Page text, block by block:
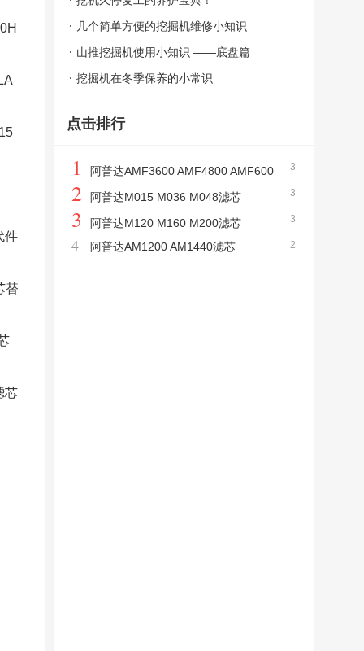
件
替
芯
几个简单方便的挖掘机维修小知识
山推挖掘机使用小知识 ——底盘篇
挖掘机在冬季保养的小常识
点击排行
3
1
阿普达AMF3600 AMF4800 AMF600
0滤芯
3
2 阿普达M015 M036 M048滤芯
3
3 阿普达M120 M160 M200滤芯
2
4 阿普达AM1200 AM1440滤芯